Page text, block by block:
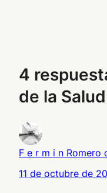
4
de la
F e r m i n Romero
11 de octubre de